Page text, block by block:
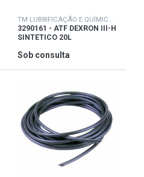
TM LUBRIFICAÇÃO E QUÍMICOS
3290161 - ATF DEXRON III-H
SINTETICO 20L
Sob consulta